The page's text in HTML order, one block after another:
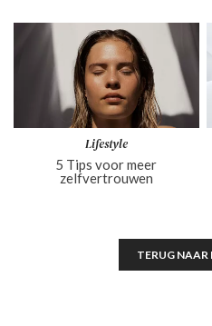
Lifestyle
5 Tips voor meer
zelfvertrouwen
TERUG NAAR